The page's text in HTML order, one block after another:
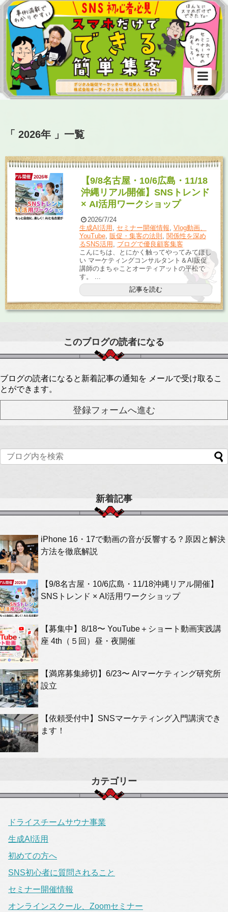
「 2026年 」一覧
【9/8名古屋・10/6広島・11/18
沖縄リアル開催】SNSトレンド
× AI活用ワークショップ
2026/7/24
生成AI活用 , セミナー開催情報, Vlog動画、
YouTube, 販促・集客の法則 , 関係性を深め
るSNS活用 , ブログで優良顧客集客
こんにちは、とにかく触ってやってみてほし
い マーケティングコンサルタント＆AI販促
講師のまちゃことオーティアットの平松で
す。 ...
記事を読む
このブログの読者になる
ブログの読者になると新着記事の通知を メールで受け取るこ
とができます。
新着記事
iPhone 16・17で動画の音が反響する？原因と解決
方法を徹底解説
【9/8名古屋・10/6広島・11/18沖縄リアル開催】
SNSトレンド × AI活用ワークショップ
【募集中】8/18〜 YouTube＋ショート動画実践講
座 4th（５回）昼・夜開催
【満席募集締切】6/23〜 AIマーケティング研究所
設立
【依頼受付中】SNSマーケティング入門講演でき
ます！
カテゴリー
ドライスチームサウナ事業
生成AI活用
初めての方へ
SNS初心者に質問されること
セミナー開催情報
オンラインスクール、Zoomセミナー